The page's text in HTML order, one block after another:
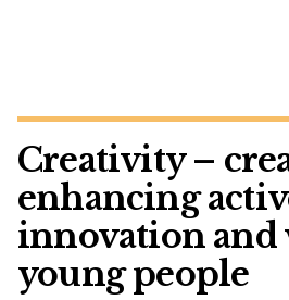
Creativity –
enhancing
innovation and
young people